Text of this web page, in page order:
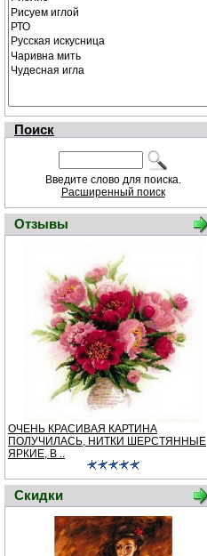
Поиск
Введите слово для поиска.
Расширенный поиск
Отзывы
ОЧЕНЬ КРАСИВАЯ КАРТИНА
ПОЛУЧИЛАСЬ, НИТКИ ШЕРСТЯННЫЕ
ЯРКИЕ, В ..
Скидки